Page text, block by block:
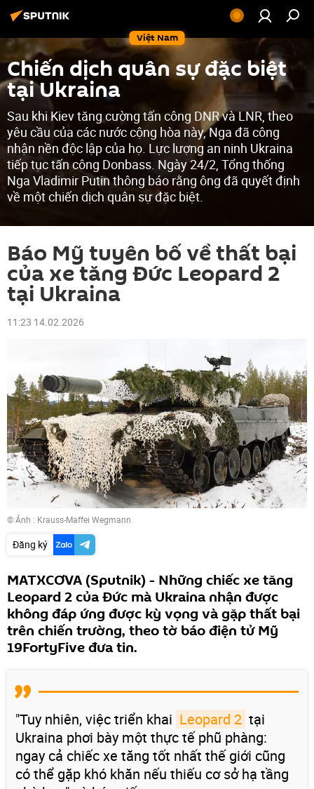
Việt Nam
Chiến dịch quân sự đặc biệt
tại Ukraina
Sau khi Kiev tăng cường tấn công DNR và LNR, theo
yêu cầu của các nước cộng hòa này, Nga đã công
nhận nền độc lập của họ. Lực lượng an ninh Ukraina
tiếp tục tấn công Donbass. Ngày 24/2, Tổng thống
Nga Vladimir Putin thông báo rằng ông đã quyết định
về một chiến dịch quân sự đặc biệt.
Báo Mỹ tuyên bố về thất bại
của xe tăng Đức Leopard 2
tại Ukraina
11:23 14.02.2026
© Ảnh : Krauss-Maffei Wegmann
Đăng ký
MATXCƠVA (Sputnik) - Những chiếc xe tăng
Leopard 2 của Đức mà Ukraina nhận được
không đáp ứng được kỳ vọng và gặp thất bại
trên chiến trường, theo tờ báo điện tử Mỹ
19FortyFive đưa tin.
"Tuy nhiên, việc triển khai Leopard 2 tại
Ukraina phơi bày một thực tế phũ phàng:
ngay cả chiếc xe tăng tốt nhất thế giới cũng
có thể gặp khó khăn nếu thiếu cơ sở hạ tầng